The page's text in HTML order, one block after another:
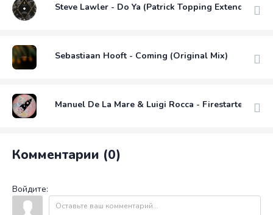
Steve Lawler - Do Ya (Patrick Topping Extended
Sebastiaan Hooft - Coming (Original Mix)
Manuel De La Mare & Luigi Rocca - Firestarter
Комментарии (0)
Войдите: